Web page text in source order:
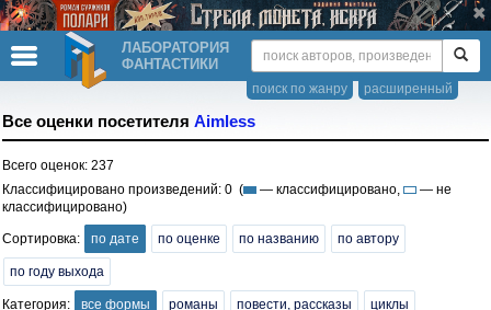
ЛАБОРАТОРИЯ
ФАНТАСТИКИ
расширенный
поиск по жанру
Все оценки посетителя Aimless
Всего оценок: 237
Классифицировано произведений: 0 (
— классифицировано,
— не
классифицировано)
Сортировка: по дате по оценке по названию по автору
по году выхода
Категория: все формы романы повести, рассказы циклы